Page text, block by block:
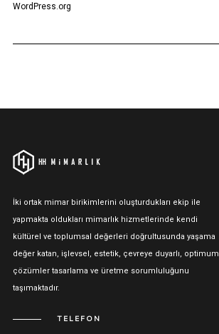
WordPress.org
İki ortak mimar birikimlerini oluşturdukları ekip ile
yapmakta oldukları mimarlık hizmetlerinde kendi
kültürel ve toplumsal değerleri doğrultusunda yaşama
değer katan, işlevsel, estetik, çevreye duyarlı, optimum
çözümler tasarlama ve üretme sorumluluğunu
taşımaktadır.
TELEFON